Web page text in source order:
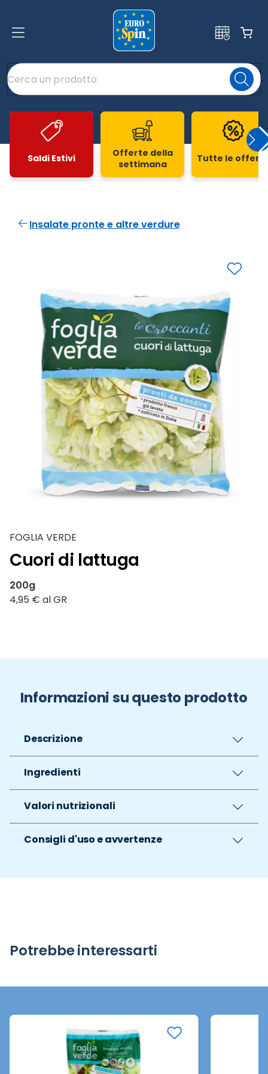
Saldi Estivi
Offerte della
settimana
Tutte le
Insalate pronte e altre verdure
FOGLIA VERDE
Cuori di lattuga
200g
4,95 € al GR
Informazioni su questo prodotto
Descrizione
Ingredienti
Valori nutrizionali
Consigli d'uso e avvertenze
Potrebbe interessarti